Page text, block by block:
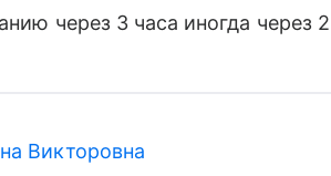
через 3 часа иногда через
Викторовна